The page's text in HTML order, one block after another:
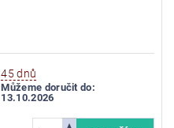
45 dnů
Můžeme doručit do:
13.10.2026